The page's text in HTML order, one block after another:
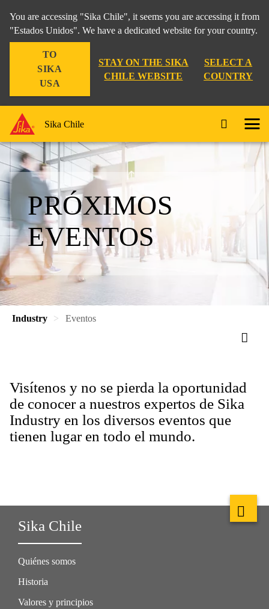
You are accessing "Sika Chile", it seems you are accessing it from
"Estados Unidos". We have a dedicated website for your country.
TO
SIKA
USA
STAY ON THE SIKA
CHILE WEBSITE
SELECT A
COUNTRY
Sika Chile
PRÓXIMOS
EVENTOS
Industry Eventos
Visítenos y no se pierda la oportunidad
de conocer a nuestros expertos de Sika
Industry en los diversos eventos que
tienen lugar en todo el mundo.
Sika Chile
Quiénes somos
Historia
Valores y principios